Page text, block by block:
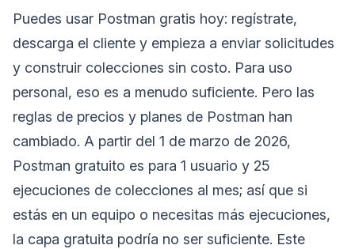
Puedes usar Postman gratis hoy: regístrate,
descarga el cliente y empieza a enviar solicitudes
y construir colecciones sin costo. Para uso
personal, eso es a menudo suficiente. Pero las
reglas de precios y planes de Postman han
cambiado. A partir del 1 de marzo de 2026,
Postman gratuito es para 1 usuario y 25
ejecuciones de colecciones al mes; así que si
estás en un equipo o necesitas más ejecuciones,
la capa gratuita podría no ser suficiente. Este